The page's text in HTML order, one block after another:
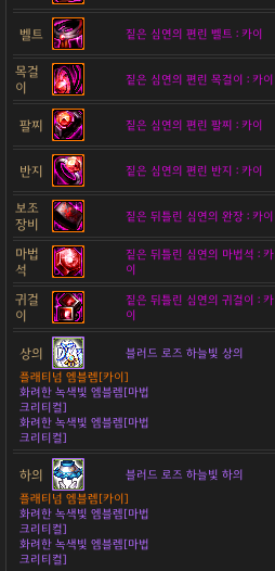
벨트 짙은 심연의 편린 벨트 : 카이
목걸
이
짙은 심연의 편린 목걸이 : 카이
팔찌 짙은 심연의 편린 팔찌 : 카이
반지 짙은 심연의 편린 반지 : 카이
보조
장비
짙은 뒤틀린 심연의 완장 : 카이
마법
석
짙은 뒤틀린 심연의 마법석 : 카
이
귀걸
이
짙은 뒤틀린 심연의 귀걸이 : 카
이
상의 블러드 로즈 하늘빛 상의
플래티넘 엠블렘[카이]
화려한 녹색빛 엠블렘[마법
크리티컬]
화려한 녹색빛 엠블렘[마법
크리티컬]
하의 블러드 로즈 하늘빛 하의
플래티넘 엠블렘[카이]
화려한 녹색빛 엠블렘[마법
크리티컬]
화려한 녹색빛 엠블렘[마법
크리티컬]